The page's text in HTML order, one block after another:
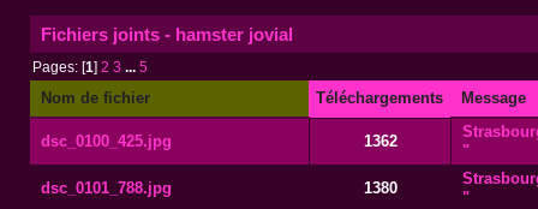
Fichiers joints - hamster jovial
Pages: [1]2 3 ...5
Nom de fichier Téléchargements Message
dsc_0100_425.jpg 1362
"
dsc_0101_788.jpg 1380
"